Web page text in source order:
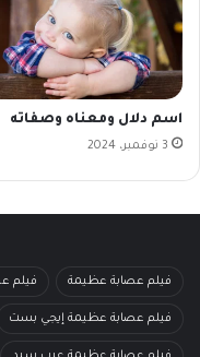
اسم دلال ومعناه وصفاته
3 نوفمبر، 2024
فيلم عصابة عظيمة فيلم
فيلم عصابة عظيمة إيجي بست